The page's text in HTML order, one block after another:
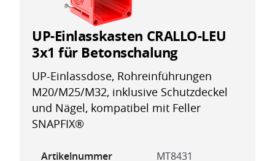
UP-Einlasskasten CRALLO-LEU
3x1 für Betonschalung
UP-Einlassdose, Rohreinführungen
M20/M25/M32, inklusive Schutzdeckel
und Nägel, kompatibel mit Feller
SNAPFIX®
Artikelnummer
MT8431